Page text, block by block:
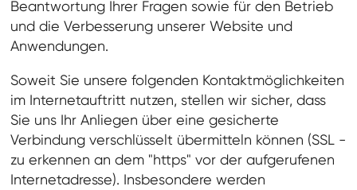
Beantwortung Ihrer Fragen sowie für den Betrieb
und die Verbesserung unserer Website und
Anwendungen.
Soweit Sie unsere folgenden Kontaktmöglichkeiten
im Internetauftritt nutzen, stellen wir sicher, dass
Sie uns Ihr Anliegen über eine gesicherte
Verbindung verschlüsselt übermitteln können (SSL -
zu erkennen an dem "https" vor der aufgerufenen
Internetadresse). Insbesondere werden